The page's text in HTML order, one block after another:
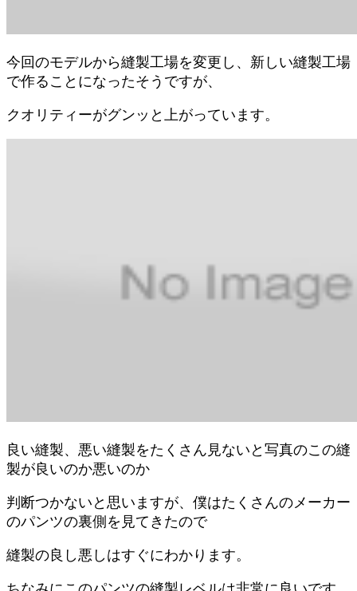
今回のモデルから縫製工場を変更し、新しい縫製工場
で作ることになったそうですが、
クオリティーがグンッと上がっています。
良い縫製、悪い縫製をたくさん見ないと写真のこの縫
製が良いのか悪いのか
判断つかないと思いますが、僕はたくさんのメーカー
のパンツの裏側を見てきたので
縫製の良し悪しはすぐにわかります。